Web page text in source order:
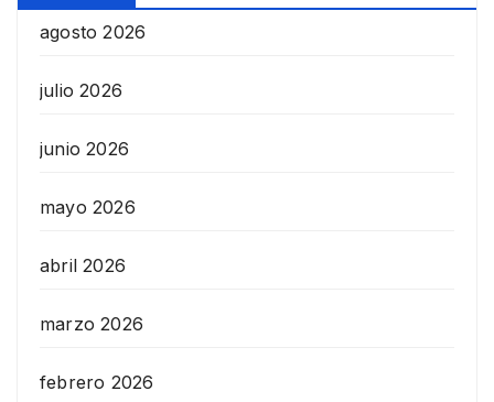
agosto 2026
julio 2026
junio 2026
mayo 2026
abril 2026
marzo 2026
febrero 2026